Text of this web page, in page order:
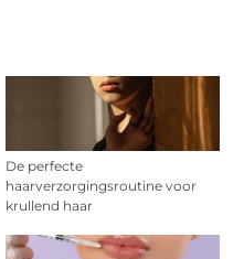
De perfecte
haarverzorgingsroutine voor
krullend haar